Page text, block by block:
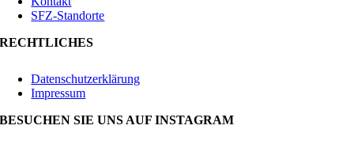
SFZ-Standorte
RECHTLICHES
Datenschutzerklärung
Impressum
BESUCHEN SIE UNS AUF INSTAGRAM